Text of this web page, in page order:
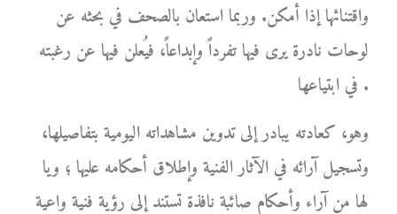
واقتنائها إذا أمكن. وربما استعان بالصحف في بحثه عن
لوحات نادرة يرى فيها تفرداً وإبداعاً، فيُعلن فيها عن رغبته
في ابتياعها .
وهو، كعادته يبادر إلى تدوين مشاهداته اليومية بتفاصيلها،
وتسجيل آرائه في الآثار الفنية وإطلاق أحكامه عليها ؛ ويا
لها من آراء وأحكام صائبة نافذة تستند إلى رؤية فنية واعية